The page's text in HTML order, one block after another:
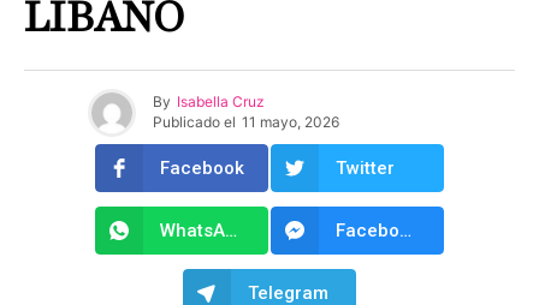
LÍBANO
By Isabella Cruz
Publicado el 11 mayo, 2026
Facebook Twitter
WhatsApp Facebook Messenger
Telegram